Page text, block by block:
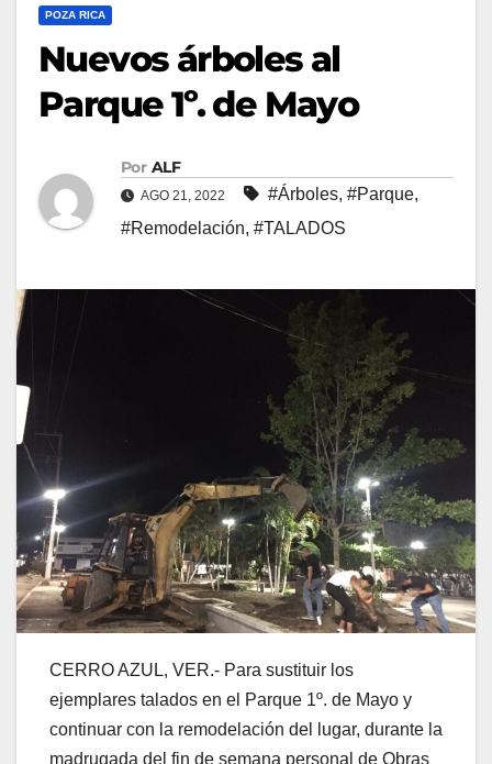
POZA RICA
Nuevos árboles al
Parque 1º. de Mayo
Por ALF
AGO 21, 2022 #Árboles, #Parque,
#Remodelación, #TALADOS
CERRO AZUL, VER.- Para sustituir los
ejemplares talados en el Parque 1º. de Mayo y
continuar con la remodelación del lugar, durante la
madrugada del fin de semana personal de Obras